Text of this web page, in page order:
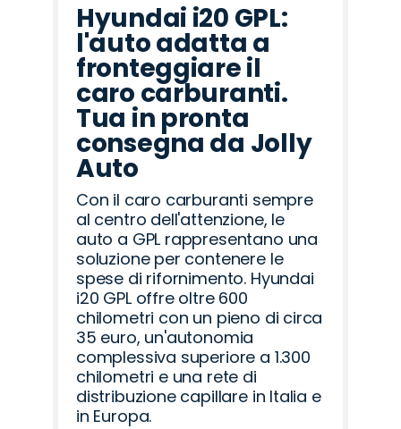
Hyundai i20 GPL:
l'auto adatta a
fronteggiare il
caro carburanti.
Tua in pronta
consegna da Jolly
Auto
Con il caro carburanti sempre
al centro dell'attenzione, le
auto a GPL rappresentano una
soluzione per contenere le
spese di rifornimento. Hyundai
i20 GPL offre oltre 600
chilometri con un pieno di circa
35 euro, un'autonomia
complessiva superiore a 1.300
chilometri e una rete di
distribuzione capillare in Italia e
in Europa.